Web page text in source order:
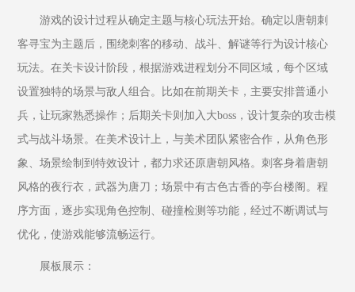
游戏的设计过程从确定主题与核心玩法开始。确定以唐朝刺
客寻宝为主题后，围绕刺客的移动、战斗、解谜等行为设计核心
玩法。在关卡设计阶段，根据游戏进程划分不同区域，每个区域
设置独特的场景与敌人组合。比如在前期关卡，主要安排普通小
兵，让玩家熟悉操作；后期关卡则加入大boss，设计复杂的攻击模
式与战斗场景。在美术设计上，与美术团队紧密合作，从角色形
象、场景绘制到特效设计，都力求还原唐朝风格。刺客身着唐朝
风格的夜行衣，武器为唐刀；场景中有古色古香的亭台楼阁。程
序方面，逐步实现角色控制、碰撞检测等功能，经过不断调试与
优化，使游戏能够流畅运行。
展板展示：